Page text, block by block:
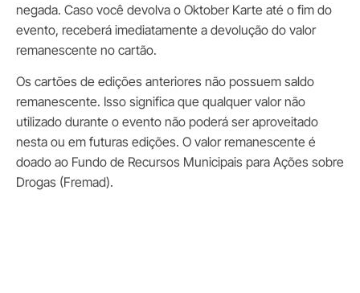
negada. Caso você devolva o Oktober Karte até o fim do
evento, receberá imediatamente a devolução do valor
remanescente no cartão.
Os cartões de edições anteriores não possuem saldo
remanescente. Isso significa que qualquer valor não
utilizado durante o evento não poderá ser aproveitado
nesta ou em futuras edições. O valor remanescente é
doado ao Fundo de Recursos Municipais para Ações sobre
Drogas (Fremad).